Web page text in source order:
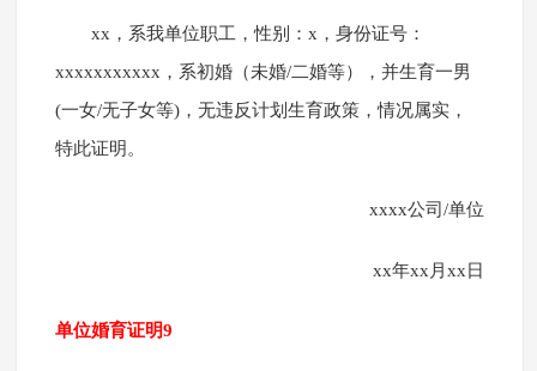
xx，系我单位职工，性别：x，身份证号：
xxxxxxxxxxx，系初婚（未婚/二婚等），并生育一男
(一女/无子女等)，无违反计划生育政策，情况属实，
特此证明。
xxxx公司/单位
xx年xx月xx日
单位婚育证明9